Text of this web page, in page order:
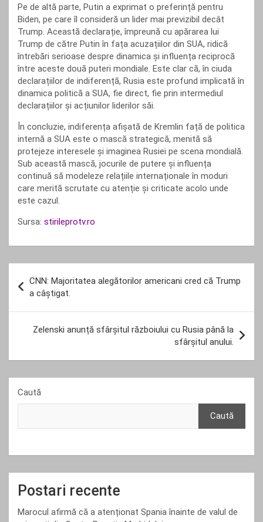
Pe de altă parte, Putin a exprimat o preferință pentru
Biden, pe care îl consideră un lider mai previzibil decât
Trump. Această declarație, împreună cu apărarea lui
Trump de către Putin în fața acuzațiilor din SUA, ridică
întrebări serioase despre dinamica și influența reciprocă
între aceste două puteri mondiale. Este clar că, în ciuda
declarațiilor de indiferență, Rusia este profund implicată în
dinamica politică a SUA, fie direct, fie prin intermediul
declarațiilor și acțiunilor liderilor săi.
În concluzie, indiferența afișată de Kremlin față de politica
internă a SUA este o mască strategică, menită să
protejeze interesele și imaginea Rusiei pe scena mondială.
Sub această mască, jocurile de putere și influența
continuă să modeleze relațiile internaționale în moduri
care merită scrutate cu atenție și criticate acolo unde
este cazul.
Sursa: stirileprotv.ro
în
articole
CNN: Majoritatea alegătorilor americani cred că Trump
a câștigat.
Zelenski anunță sfârșitul războiului cu Rusia până la
sfârșitul anului.
Caută
Caută
Postari recente
Marocul afirmă că a atenționat Spania înainte de valul de